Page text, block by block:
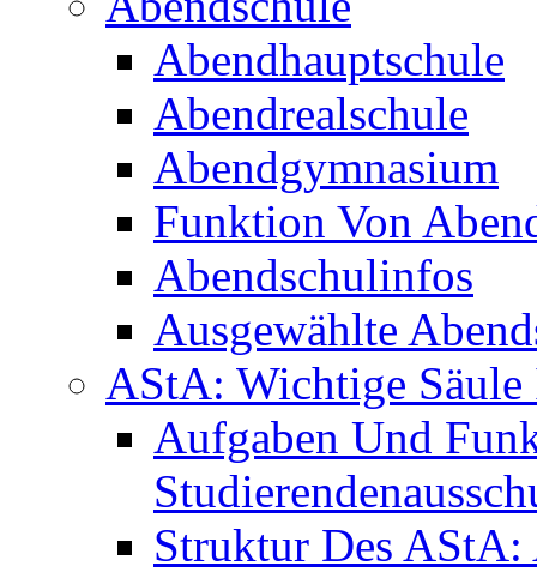
Abendhauptschule
Abendrealschule
Abendgymnasium
Funktion Von
Abendschulinfos
Ausgewählte
AStA: Wichtige
Aufgaben Und
Struktur Des